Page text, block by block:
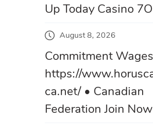
Up Today Casino
August 8, 2026
Commitment Wages
https://
ca.net/ • Canadian
Federation Join Now